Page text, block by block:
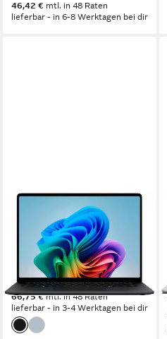
46,42 € mtl. in 48 Raten
lieferbar - in 6-8 Werktagen bei dir
Surface 8 15" Notebook
15 Zoll Bildschirmdiagonale
Qualcomm Snapdragon™ Prozessor
Adreno
Grafikkarte
2.299,00 €
66,75 €mtl. in 48 Raten
lieferbar - in 3-4 Werktagen bei dir